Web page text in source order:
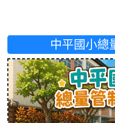
中平國小總